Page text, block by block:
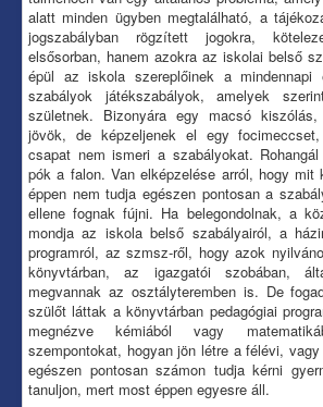
alatt minden ügyben megtalálható, a
jogszabályban rögzített jogokra,
elsősorban, hanem azokra az iskolai belső
épül az iskola szereplőinek a
szabályok játékszabályok, amelyek
születnek. Bizonyára egy macsó kiszólás,
jövök, de képzeljenek el egy
csapat nem ismeri a szabályokat.
pók a falon. Van elképzelése arról, hogy mit
éppen nem tudja egészen pontosan a
ellene fognak fújni. Ha belegondolnak, a
mondja az iskola belső szabályairól, a
programról, az szmsz-ről, hogy azok
könyvtárban, az igazgatói szobában,
megvannak az osztályteremben is. De
szülőt láttak a könyvtárban pedagógiai
megnézve kémiából vagy
szempontokat, hogyan jön létre a félévi,
egészen pontosan számon tudja kérni
tanuljon, mert most éppen egyesre áll.